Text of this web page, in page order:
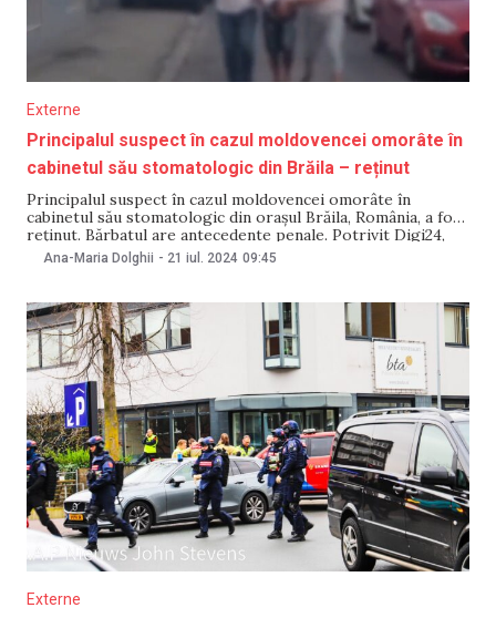
Externe
Principalul suspect în cazul moldovencei omorâte în
cabinetul său stomatologic din Brăila – reținut
Principalul suspect în cazul moldovencei omorâte în
cabinetul său stomatologic din orașul Brăila, România, a fost
reținut. Bărbatul are antecedente penale. Potrivit Digi24,
bărbatul suspectat că ar fi comis crima din cabinetul
stomatologic din Brăil a fost prins de oamenii legii pe 20
Ana-Maria Dolghii - 21 iul. 2024 09:45
Externe